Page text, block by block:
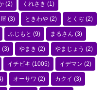
(2) くれさき (1)
(3) ときわや (2) とくぢ (2)
ふじもと (9) まるさん (3)
(3) やまき (2) やまじょう (2)
イチビキ (1005) イデマン (2)
オーサワ (2) カクイ (3)